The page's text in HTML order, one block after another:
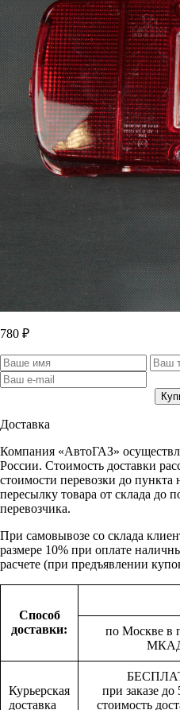
780 ₽
Доставка
Компания «АвтоГАЗ»
России. Стоимость доставки
стоимости перевозки до пункта
пересылку товара от склада до
перевозчика.
При самовывозе со склада
размере 10% при оплате
расчете (при предъявлении
Способ
доставки:
по Москве в
Курьерская
доставка
при заказе до
стоимость